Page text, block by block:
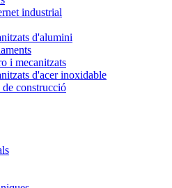
industrial
d'alumini
i mecanitzats
d'acer inoxidable
construcció